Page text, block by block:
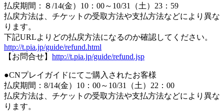
払戻期間：８/14(金）10：00～10/31（土）23：59
払戻方法は、チケットの受取方法や支払方法などにより異な
ります。
下記URLよりどの払戻方法になるのか確認してください。
http://t.pia.jp/guide/refund.html
【お問合せ】 http://t.pia.jp/guide/refund.jsp
●CNプレイガイドにてご購入されたお客様
払戻期間：8/14(金）10：00～10/31（土）22：00
払戻方法は、チケットの受取方法や支払方法などにより異な
ります。